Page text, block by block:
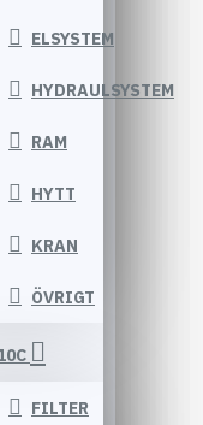
ELSYSTEM
HYDRAULSYSTEM
RAM
HYTT
KRAN
ÖVRIGT
FILTER